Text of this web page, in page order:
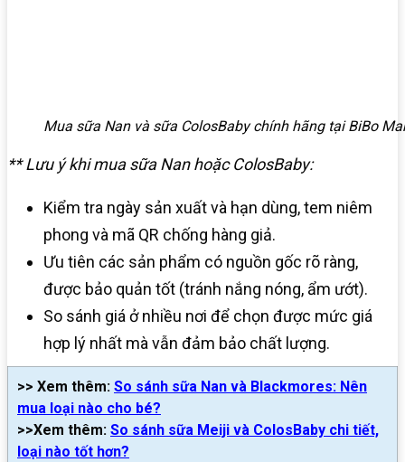
Mua sữa Nan và sữa ColosBaby chính hãng tại BiBo
** Lưu ý khi mua sữa Nan hoặc ColosBaby:
Kiểm tra ngày sản xuất và hạn dùng, tem niêm
phong và mã QR chống hàng giả.
Ưu tiên các sản phẩm có nguồn gốc rõ ràng,
được bảo quản tốt (tránh nắng nóng, ẩm ướt).
So sánh giá ở nhiều nơi để chọn được mức giá
hợp lý nhất mà vẫn đảm bảo chất lượng.
>> Xem thêm: So sánh sữa Nan và Blackmores: Nên
mua loại nào cho bé?
>>Xem thêm: So sánh sữa Meiji và ColosBaby chi tiết,
loại nào tốt hơn?